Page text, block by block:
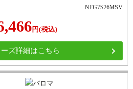
NFG7S26MSV
円(税込)
ズ詳細はこちら